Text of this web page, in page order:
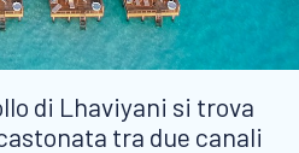
di Lhaviyani si trova
tra due canali